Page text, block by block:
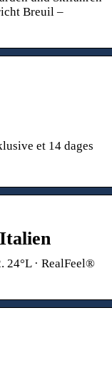
Breuil –
et 14 dages
24°L · RealFeel®